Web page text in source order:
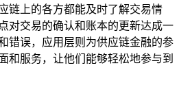
链上的各方都能及时了解交易情
对交易的确认和账本的更新达成一
错误，应用层则为供应链金融的参
和服务，让他们能够轻松地参与到